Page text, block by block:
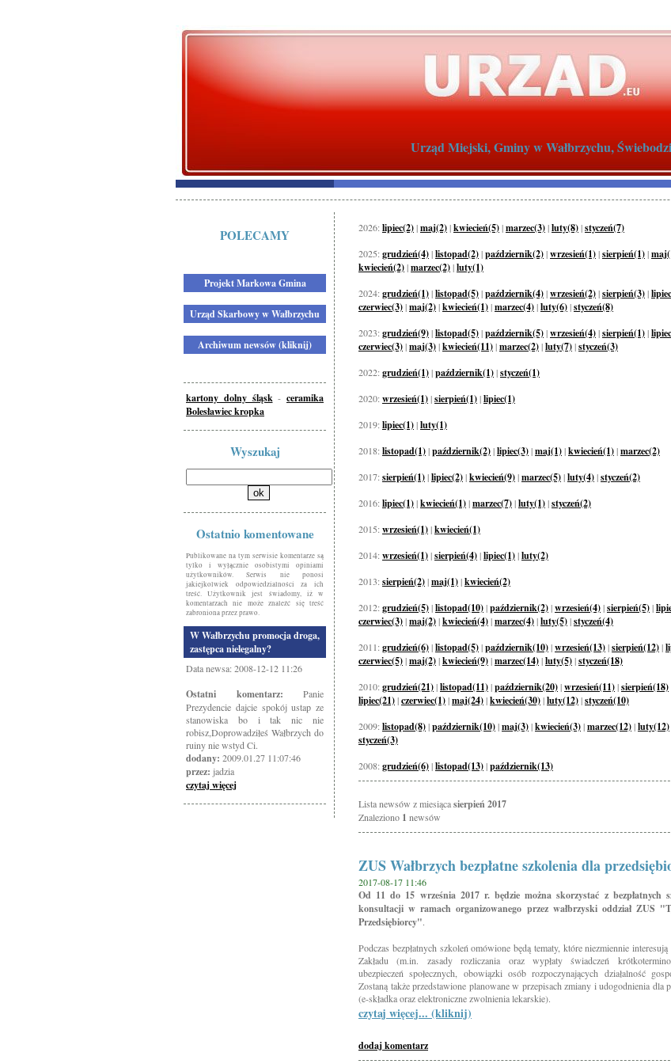
Urząd Miejski, Gminy w Wałbrzychu,
POLECAMY
Projekt Markowa Gmina
Urząd Skarbowy w Wałbrzychu
Archiwum newsów (kliknij)
kartony dolny śląsk - ceramika
Bolesławiec kropka
Wyszukaj
Ostatnio komentowane
Publikowane na tym serwisie komentarze są
tylko i wyłącznie osobistymi opiniami
użytkowników. Serwis nie ponosi
jakiejkolwiek odpowiedzialności za ich
treść. Użytkownik jest świadomy, iż w
komentarzach nie może znaleźć się treść
zabroniona przez prawo.
W Wałbrzychu promocja droga,
zastępca nielegalny?
Data newsa: 2008-12-12 11:26
Ostatni komentarz: Panie
Prezydencie dajcie spokój ustap ze
stanowiska bo i tak nic nie
robisz,Doprowadziłeś Wałbrzych do
ruiny nie wstyd Ci.
dodany: 2009.01.27 11:07:46
przez: jadzia
czytaj więcej
2026:lipiec(2)|maj(2)|kwiecień(5)|marzec(3)|luty(8)|styczeń(7)
2025:grudzień(4)|listopad(2)|październik(2)|wrzesień(1)|sierpień(1)|
kwiecień(2)|marzec(2)|luty(1)
2024:grudzień(1)|listopad(5)|październik(4)|wrzesień(2)|sierpień(3)|
czerwiec(3)|maj(2)|kwiecień(1)|marzec(4)|luty(6)|styczeń(8)
2023:grudzień(9)|listopad(5)|październik(5)|wrzesień(4)|sierpień(1)|
czerwiec(3)|maj(3)|kwiecień(11)|marzec(2)|luty(7)|styczeń(3)
2022:grudzień(1)|październik(1)|styczeń(1)
2020:wrzesień(1)|sierpień(1)|lipiec(1)
2019:lipiec(1)|luty(1)
2018:listopad(1)|październik(2)|lipiec(3)|maj(1)|kwiecień(1)|marzec(2)
2017:sierpień(1)|lipiec(2)|kwiecień(9)|marzec(5)|luty(4)|styczeń(2)
2016:lipiec(1)|kwiecień(1)|marzec(7)|luty(1)|styczeń(2)
2015:wrzesień(1)|kwiecień(1)
2014:wrzesień(1)|sierpień(4)|lipiec(1)|luty(2)
2013:sierpień(2)|maj(1)|kwiecień(2)
2012:grudzień(5)|listopad(10)|październik(2)|wrzesień(4)|sierpień(5)|
czerwiec(3)|maj(2)|kwiecień(4)|marzec(4)|luty(5)|styczeń(4)
2011:grudzień(6)|listopad(5)|październik(10)|wrzesień(13)|sierpień(12)|
czerwiec(5)|maj(2)|kwiecień(9)|marzec(14)|luty(5)|styczeń(18)
2010:grudzień(21)|listopad(11)|październik(20)|wrzesień(11)|sierpień(18)
lipiec(21)|czerwiec(1)|maj(24)|kwiecień(30)|luty(12)|styczeń(10)
2009:listopad(8)|październik(10)|maj(3)|kwiecień(3)|marzec(12)|luty(12)
styczeń(3)
2008:grudzień(6)|listopad(13)|październik(13)
Lista newsów z miesiącasierpień 2017
Znaleziono 1 newsów
ZUS Wałbrzych bezpłatne szkolenia dla
2017-08-17 11:46
Od 11 do 15 września 2017 r. będzie można skorzystać z bezpłatnych
konsultacji w ramach organizowanego przez wałbrzyski oddział ZUS
Przedsiębiorcy".
Podczas bezpłatnych szkoleń omówione będą tematy, które niezmiennie
Zakładu (m.in. zasady rozliczania oraz wypłaty świadczeń
ubezpieczeń społecznych, obowiązki osób rozpoczynających działalność
Zostaną także przedstawione planowane w przepisach zmiany i udogodnienia dla
(e-składka oraz elektroniczne zwolnienia lekarskie).
czytaj więcej... (kliknij)
dodaj komentarz